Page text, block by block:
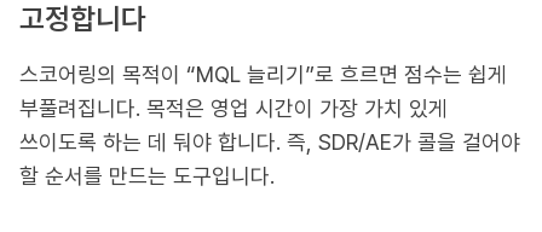
고정합니다
스코어링의 목적이 “MQL 늘리기”로 흐르면 점수는 쉽게
부풀려집니다. 목적은 영업 시간이 가장 가치 있게
쓰이도록 하는 데 둬야 합니다. 즉, SDR/AE가 콜을 걸어야
할 순서를 만드는 도구입니다.